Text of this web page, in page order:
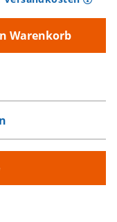
Warenkorb